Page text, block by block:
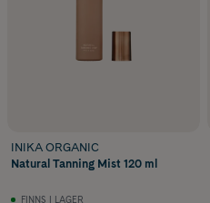
INIKA ORGANIC
Natural Tanning Mist 120 ml
FINNS I LAGER